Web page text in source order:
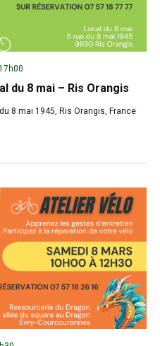
du 8 mai – Ris Orangis
8 mai 1945, Ris Orangis, France